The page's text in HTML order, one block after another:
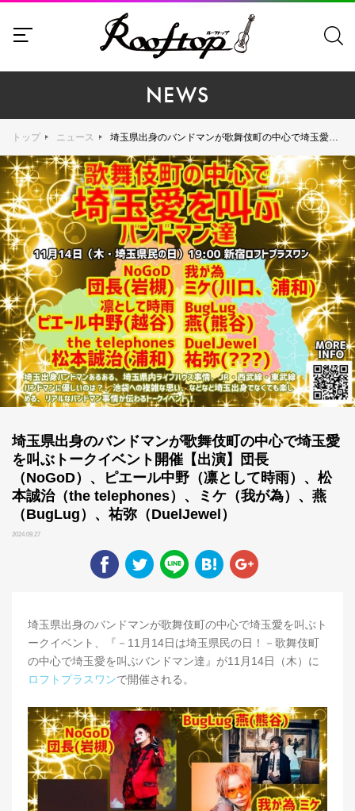
NEWS
トップ ニュース 埼玉県出身のバンドマンが歌舞伎町の中心で埼玉愛を叫ぶトークイベント開催【出演】団長（NoGoD）、ピエール中野（凛として時雨）、松本誠治（the telephones）、ミケ（我が為）、燕（BugLug）、祐弥（DuelJewel）
埼玉県出身のバンドマンが歌舞伎町の中心で埼玉愛
を叫ぶトークイベント開催【出演】団長
（NoGoD）、ピエール中野（凛として時雨）、松
本誠治（the telephones）、ミケ（我が為）、燕
（BugLug）、祐弥（DuelJewel）
2024.09.27
埼玉県出身のバンドマンが歌舞伎町の中心で埼玉愛を叫ぶト
ークイベント、『－11月14日は埼玉県民の日！－歌舞伎町
の中心で埼玉愛を叫ぶバンドマン達』が11月14日（木）に
ロフトプラスワンで開催される。